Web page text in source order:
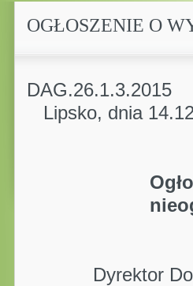
OGŁOSZENIE O
Lipsko, dnia
Dyrektor Domu